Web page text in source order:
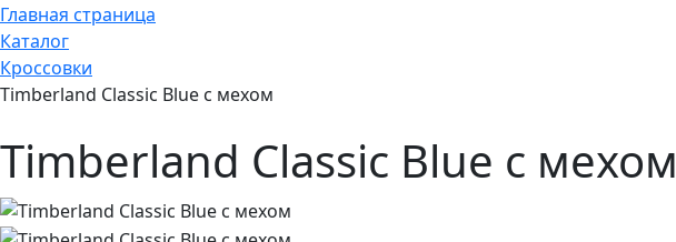
Главная страница
Каталог
Кроссовки
Timberland Classic Blue с мехом
Timberland Classic Blue с мехом